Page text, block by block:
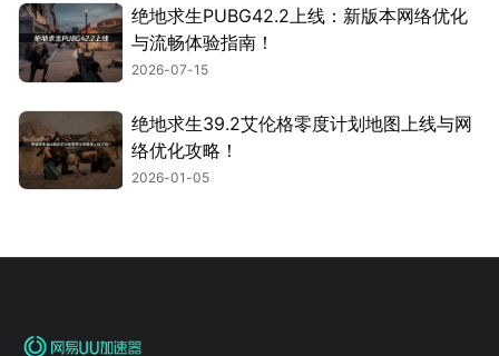
绝地求生PUBG42.2上线：新版本网络优化
与流畅体验指南！
2026-07-15
绝地求生39.2艾伦格零度计划地图上线与网
络优化攻略！
2026-01-05